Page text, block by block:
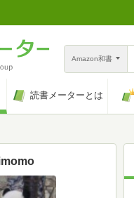
Amazon和書
読書メーターとは